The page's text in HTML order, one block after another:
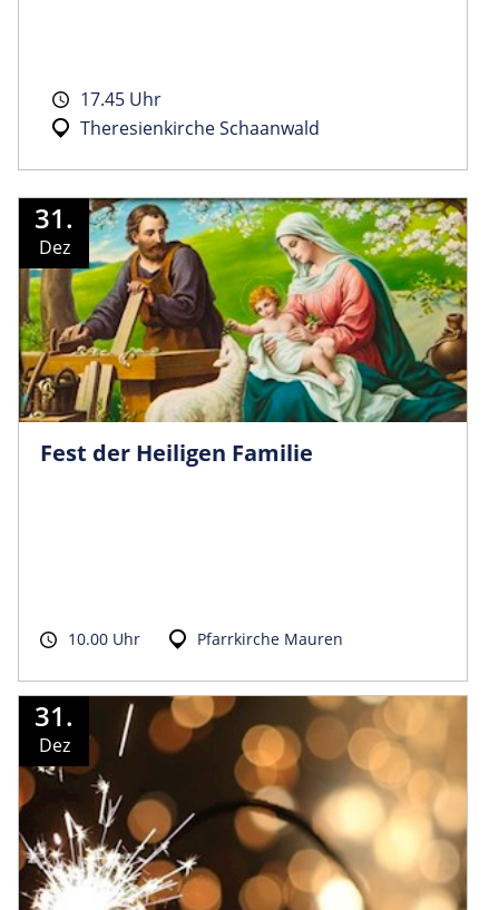
17.45 Uhr
Theresienkirche Schaanwald
31.
Dez
Fest der Heiligen Familie
10.00 Uhr Pfarrkirche Mauren
31.
Dez